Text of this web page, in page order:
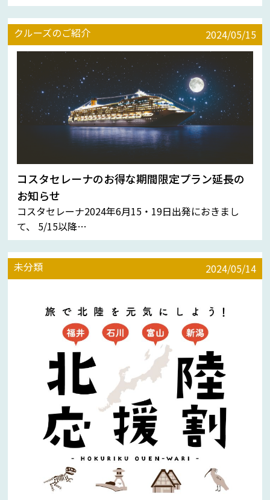
2024/05/15
クルーズのご紹介
コスタセレーナのお得な期間限定プラン延長の
お知らせ
コスタセレーナ2024年6月15・19日出発におきまし
て、 5/15以降…
2024/05/14
未分類